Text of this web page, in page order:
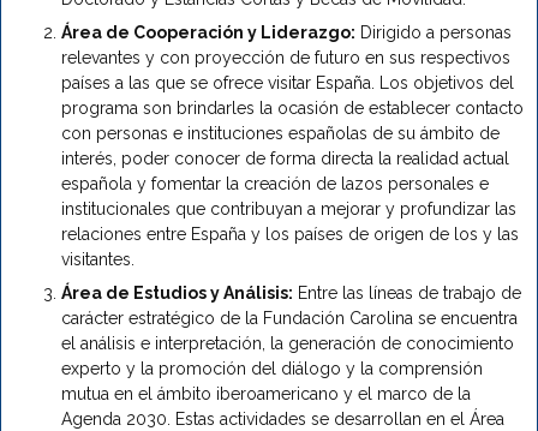
Área de Cooperación y Liderazgo: Dirigido a personas
relevantes y con proyección de futuro en sus respectivos
países a las que se ofrece visitar España. Los objetivos del
programa son brindarles la ocasión de establecer contacto
con personas e instituciones españolas de su ámbito de
interés, poder conocer de forma directa la realidad actual
española y fomentar la creación de lazos personales e
institucionales que contribuyan a mejorar y profundizar las
relaciones entre España y los países de origen de los y las
visitantes.
Área de Estudios y Análisis: Entre las líneas de trabajo de
carácter estratégico de la Fundación Carolina se encuentra
el análisis e interpretación, la generación de conocimiento
experto y la promoción del diálogo y la comprensión
mutua en el ámbito iberoamericano y el marco de la
Agenda 2030. Estas actividades se desarrollan en el Área